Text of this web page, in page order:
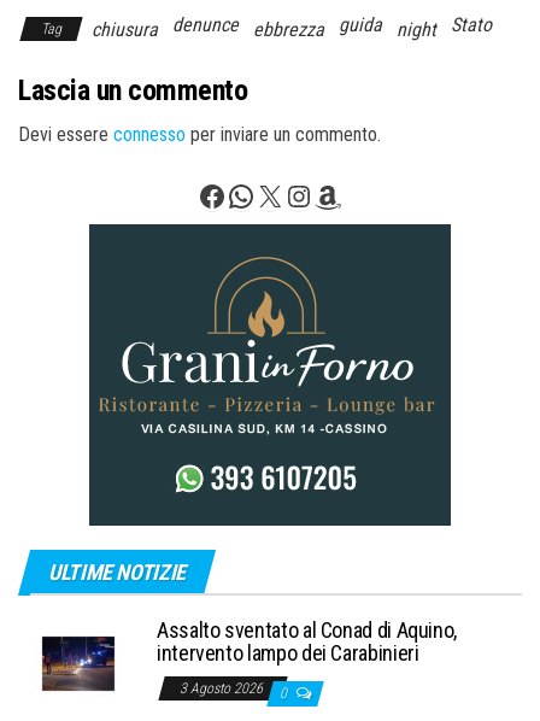
Tag chiusura denunce ebbrezza guida night Stato
Lascia un commento
Devi essere connesso per inviare un commento.
Facebook
WhatsApp
X Instagram
Amazon
ULTIME NOTIZIE
Assalto sventato al Conad di Aquino,
intervento lampo dei Carabinieri
3 Agosto 2026 0